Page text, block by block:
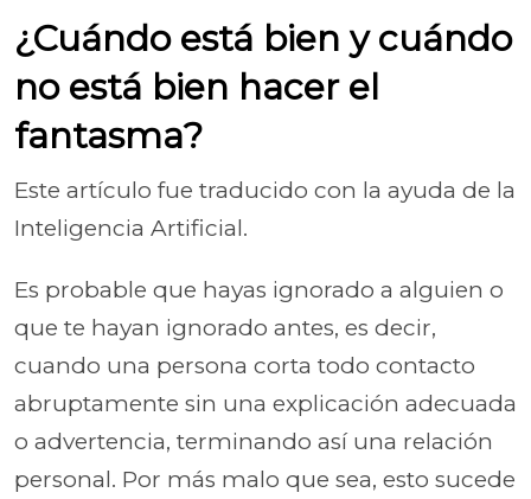
¿Cuándo está bien y cuándo
no está bien hacer el
fantasma?
Este artículo fue traducido con la ayuda de la
Inteligencia Artificial.
Es probable que hayas ignorado a alguien o
que te hayan ignorado antes, es decir,
cuando una persona corta todo contacto
abruptamente sin una explicación adecuada
o advertencia, terminando así una relación
personal. Por más malo que sea, esto sucede